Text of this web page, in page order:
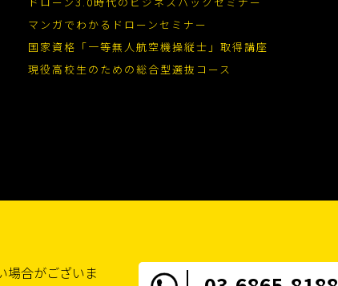
マンガでわかるドローンセミナー
国家資格「一等無人航空機操縦士」取得講座
現役高校生のための総合型選抜コース
場合がございま